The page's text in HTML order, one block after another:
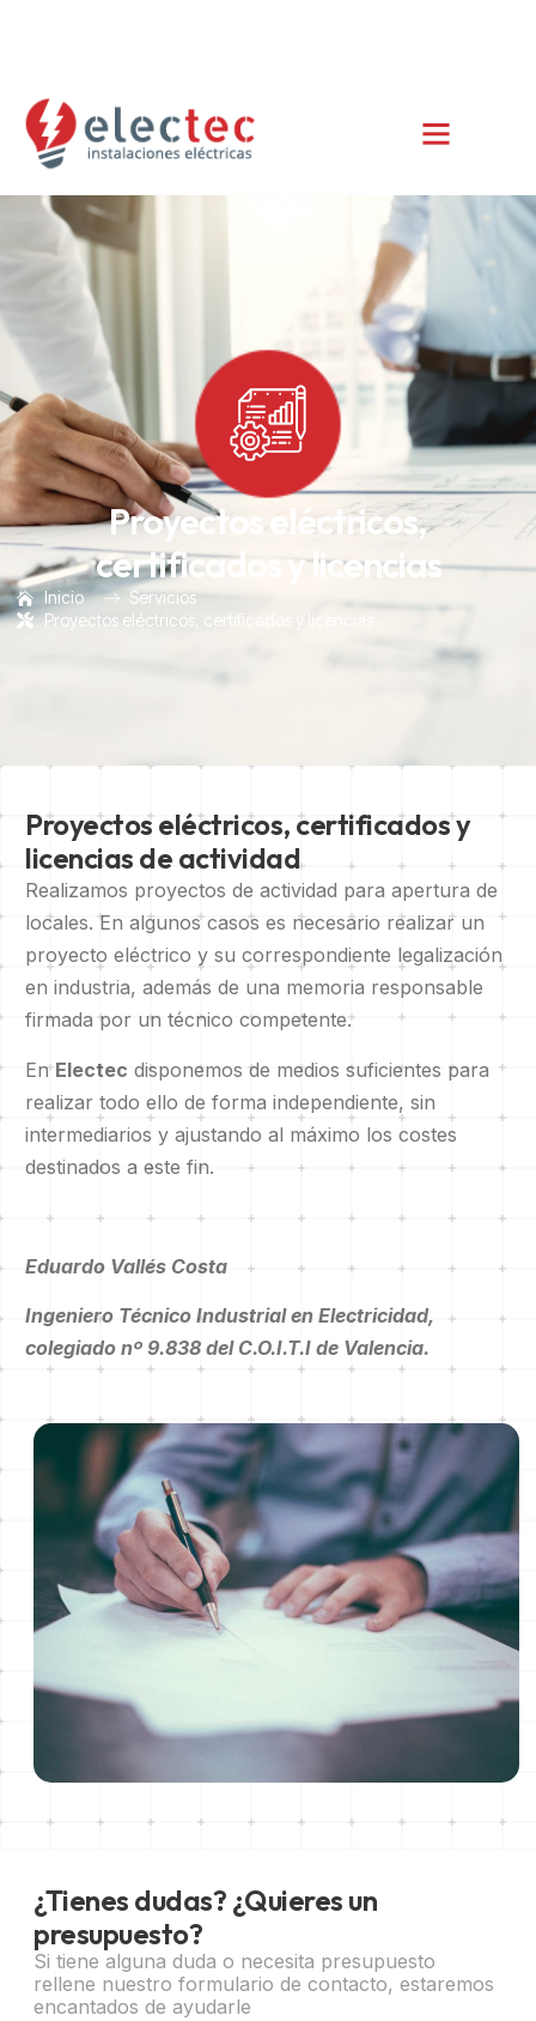
Proyectos eléctricos,
certificados y licencias
Inicio
Servicios
Proyectos eléctricos, certificados y licencias
Proyectos eléctricos, certificados y
licencias de actividad
Realizamos proyectos de actividad para apertura de
locales. En algunos casos es necesario realizar un
proyecto eléctrico y su correspondiente legalización
en industria, además de una memoria responsable
firmada por un técnico competente.
EnElectec disponemos de medios suficientes para
realizar todo ello de forma independiente, sin
intermediarios y ajustando al máximo los costes
destinados a este fin.
Eduardo Vallés Costa
Ingeniero Técnico Industrial en Electricidad,
colegiado nº 9.838 del C.O.I.T.I de Valencia.
¿Tienes dudas? ¿Quieres un
presupuesto?
Si tiene alguna duda o necesita presupuesto
rellene nuestro formulario de contacto, estaremos
encantados de ayudarle